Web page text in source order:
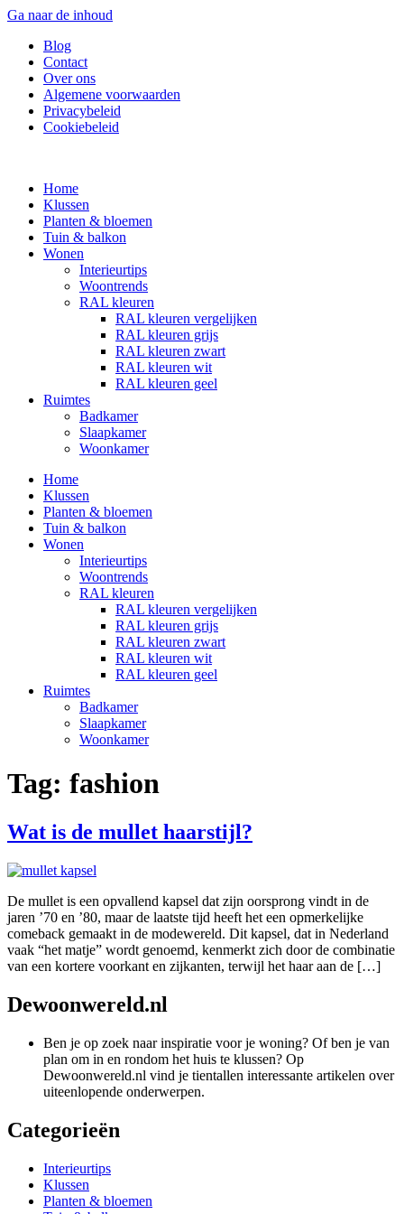
Ga naar de inhoud
Blog
Contact
Over ons
Algemene voorwaarden
Privacybeleid
Cookiebeleid
Home
Klussen
Planten & bloemen
Tuin & balkon
Wonen
Interieurtips
Woontrends
RAL kleuren
RAL kleuren vergelijken
RAL kleuren grijs
RAL kleuren zwart
RAL kleuren wit
RAL kleuren geel
Ruimtes
Badkamer
Slaapkamer
Woonkamer
Home
Klussen
Planten & bloemen
Tuin & balkon
Wonen
Interieurtips
Woontrends
RAL kleuren
RAL kleuren vergelijken
RAL kleuren grijs
RAL kleuren zwart
RAL kleuren wit
RAL kleuren geel
Ruimtes
Badkamer
Slaapkamer
Woonkamer
Tag: fashion
Wat is de mullet haarstijl?
De mullet is een opvallend kapsel dat zijn oorsprong vindt in de
jaren ’70 en ’80, maar de laatste tijd heeft het een opmerkelijke
comeback gemaakt in de modewereld. Dit kapsel, dat in Nederland
vaak “het matje” wordt genoemd, kenmerkt zich door de combinatie
van een kortere voorkant en zijkanten, terwijl het haar aan de […]
Dewoonwereld.nl
Ben je op zoek naar inspiratie voor je woning? Of ben je van
plan om in en rondom het huis te klussen? Op
Dewoonwereld.nl vind je tientallen interessante artikelen over
uiteenlopende onderwerpen.
Categorieën
Interieurtips
Klussen
Planten & bloemen